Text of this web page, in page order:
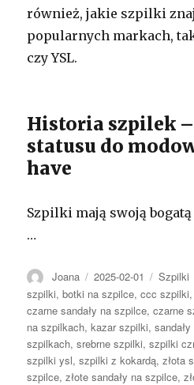
również, jakie szpilki
popularnych markach,
czy YSL.
Historia szpilek
statusu do
have
Szpilki mają swoją
…
Autor
Joana Opublikowano
2025-02-01 Szpilki
szpilki,botki na szpilce,ccc szpilki
czarne sandały na szpilce,czarne
na szpilkach,kazar szpilki,
szpilkach,srebrne szpilki,szpilki
szpilki ysl,szpilki z kokardą,złota
szpilce,złote sandały na szpilce,